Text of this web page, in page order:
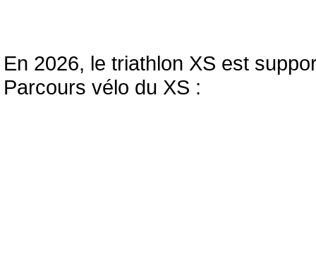
En 2026, le triathlon XS est
Parcours vélo du XS :